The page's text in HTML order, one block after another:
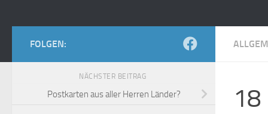
18
FOLGEN:
NÄCHSTER BEITRAG
Postkarten aus aller Herren Länder?